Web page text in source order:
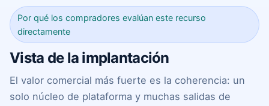
Por qué los compradores evalúan este recurso
directamente
Vista de la implantación
El valor comercial más fuerte es la coherencia: un
solo núcleo de plataforma y muchas salidas de